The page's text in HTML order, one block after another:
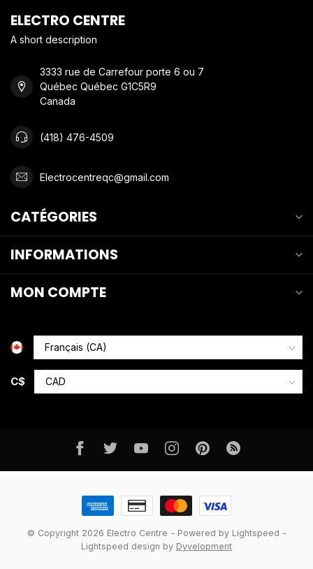
ELECTRO CENTRE
A short description
3333 rue de Carrefour porte 6 ou 7
Québec Québec G1C5R9
Canada
(418) 476-4509
Electrocentreqc@gmail.com
CATÉGORIES
INFORMATIONS
MON COMPTE
C$
© Copyright 2026 Electro Centre - Powered by Lightspeed -
Lightspeed design by Dyvelopment